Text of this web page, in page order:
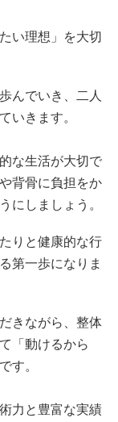
い理想」を大切
んでいき、二人
いきます。
な生活が大切で
背骨に負担をか
にしましょう。
りと健康的な行
第一歩になりま
きながら、整体
「動けるから
す。
力と豊富な実績